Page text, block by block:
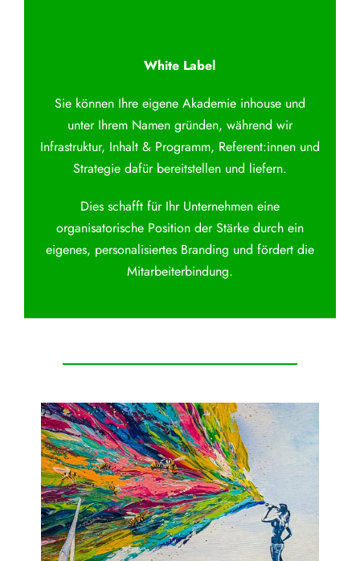
White Label
Sie können Ihre eigene Akademie inhouse und
unter Ihrem Namen gründen, während wir
Infrastruktur, Inhalt & Programm, Referent:innen und
Strategie dafür bereitstellen und liefern.
Dies schafft für Ihr Unternehmen eine
organisatorische Position der Stärke durch ein
eigenes, personalisiertes Branding und fördert die
Mitarbeiterbindung.